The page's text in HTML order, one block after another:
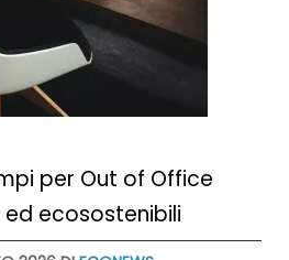
per Out of Office
ecosostenibili